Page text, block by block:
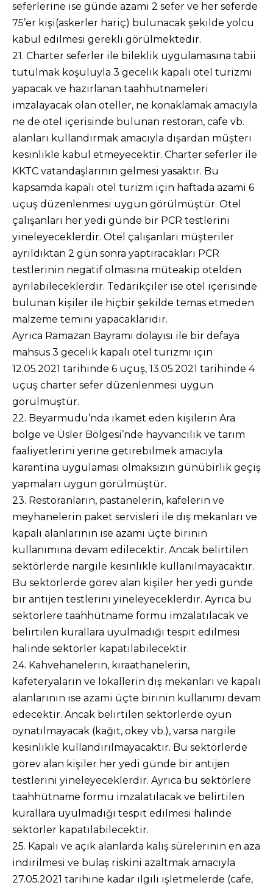
seferlerine ise günde azami 2 sefer ve her seferde
75’er kişi(askerler hariç) bulunacak şekilde yolcu
kabul edilmesi gerekli görülmektedir.
21. Charter seferler ile bileklik uygulamasına tabii
tutulmak koşuluyla 3 gecelik kapalı otel turizmi
yapacak ve hazırlanan taahhütnameleri
imzalayacak olan oteller, ne konaklamak amacıyla
ne de otel içerisinde bulunan restoran, cafe vb.
alanları kullandırmak amacıyla dışardan müşteri
kesinlikle kabul etmeyecektir. Charter seferler ile
KKTC vatandaşlarının gelmesi yasaktır. Bu
kapsamda kapalı otel turizm için haftada azami 6
uçuş düzenlenmesi uygun görülmüştür. Otel
çalışanları her yedi günde bir PCR testlerini
yineleyeceklerdir. Otel çalışanları müşteriler
ayrıldıktan 2 gün sonra yaptıracakları PCR
testlerinin negatif olmasına müteakip otelden
ayrılabileceklerdir. Tedarikçiler ise otel içerisinde
bulunan kişiler ile hiçbir şekilde temas etmeden
malzeme temini yapacaklarıdır.
Ayrıca Ramazan Bayramı dolayısı ile bir defaya
mahsus 3 gecelik kapalı otel turizmi için
12.05.2021 tarihinde 6 uçuş, 13.05.2021 tarihinde 4
uçuş charter sefer düzenlenmesi uygun
görülmüştür.
22. Beyarmudu’nda ikamet eden kişilerin Ara
bölge ve Üsler Bölgesi’nde hayvancılık ve tarım
faaliyetlerini yerine getirebilmek amacıyla
karantina uygulaması olmaksızın günübirlik geçiş
yapmaları uygun görülmüştür.
23. Restoranların, pastanelerin, kafelerin ve
meyhanelerin paket servisleri ile dış mekanları ve
kapalı alanlarının ise azami üçte birinin
kullanımına devam edilecektir. Ancak belirtilen
sektörlerde nargile kesinlikle kullanılmayacaktır.
Bu sektörlerde görev alan kişiler her yedi günde
bir antijen testlerini yineleyeceklerdir. Ayrıca bu
sektörlere taahhütname formu imzalatılacak ve
belirtilen kurallara uyulmadığı tespit edilmesi
halinde sektörler kapatılabilecektir.
24. Kahvehanelerin, kıraathanelerin,
kafeteryaların ve lokallerin dış mekanları ve kapalı
alanlarının ise azami üçte birinin kullanımı devam
edecektir. Ancak belirtilen sektörlerde oyun
oynatılmayacak (kağıt, okey vb.), varsa nargile
kesinlikle kullandırılmayacaktır. Bu sektörlerde
görev alan kişiler her yedi günde bir antijen
testlerini yineleyeceklerdir. Ayrıca bu sektörlere
taahhütname formu imzalatılacak ve belirtilen
kurallara uyulmadığı tespit edilmesi halinde
sektörler kapatılabilecektir.
25. Kapalı ve açık alanlarda kalış sürelerinin en aza
indirilmesi ve bulaş riskini azaltmak amacıyla
27.05.2021 tarihine kadar ilgili işletmelerde (cafe,